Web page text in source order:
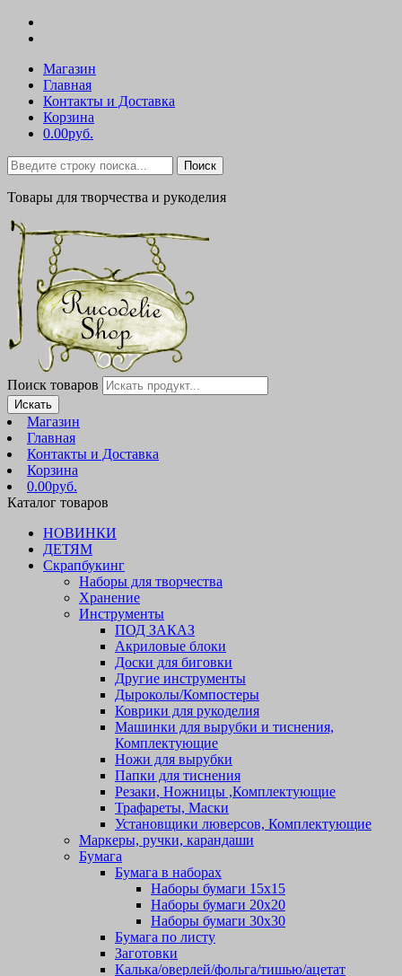
Магазин
Главная
Контакты и Доставка
Корзина
0.00руб.
Поиск
Товары для творчества и рукоделия
Поиск товаров
Искать
Магазин
Главная
Контакты и Доставка
Корзина
0.00руб.
Каталог товаров
НОВИНКИ
ДЕТЯМ
Скрапбукинг
Наборы для творчества
Хранение
Инструменты
ПОД ЗАКАЗ
Акриловые блоки
Доски для биговки
Другие инструменты
Дыроколы/Компостеры
Коврики для рукоделия
Машинки для вырубки и тиснения,
Комплектующие
Ножи для вырубки
Папки для тиснения
Резаки, Ножницы ,Комплектующие
Трафареты, Маски
Установщики люверсов, Комплектующие
Маркеры, ручки, карандаши
Бумага
Бумага в наборах
Наборы бумаги 15х15
Наборы бумаги 20х20
Наборы бумаги 30х30
Бумага по листу
Заготовки
Калька/оверлей/фольга/тишью/ацетат